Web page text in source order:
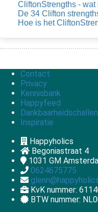
CliftonStrengths - wat
De 34 Clifton
Hoe is het
Contact
Privacy
Kennisbank
Happyfeed
Inspiratie
Happyholics
Begoniastraat 4
1031 GM
0624675775
KvK nummer:
BTW nummer: